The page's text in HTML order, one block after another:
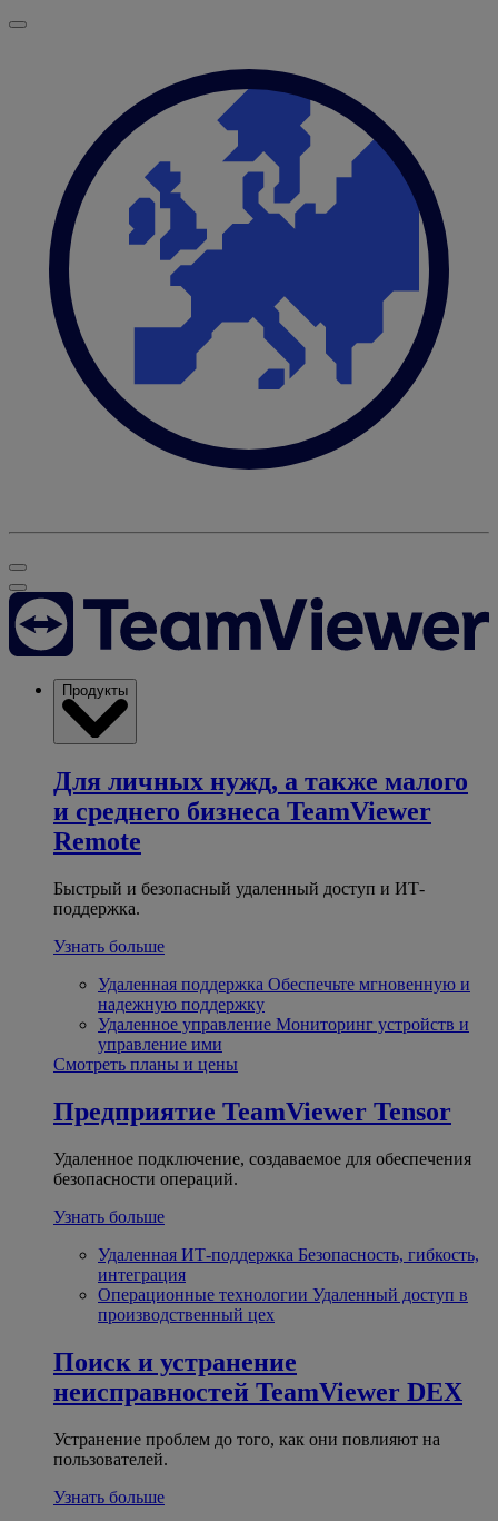
Продукты
Для личных нужд, а также малого
и среднего бизнеса TeamViewer
Remote
Быстрый и безопасный удаленный доступ и ИТ-
поддержка.
Узнать больше
Удаленная поддержка Обеспечьте мгновенную и
надежную поддержку
Удаленное управление Мониторинг устройств и
управление ими
Смотреть планы и цены
Предприятие TeamViewer Tensor
Удаленное подключение, создаваемое для обеспечения
безопасности операций.
Узнать больше
Удаленная ИТ-поддержка Безопасность, гибкость,
интеграция
Операционные технологии Удаленный доступ в
производственный цех
Поиск и устранение
неисправностей TeamViewer DEX
Устранение проблем до того, как они повлияют на
пользователей.
Узнать больше